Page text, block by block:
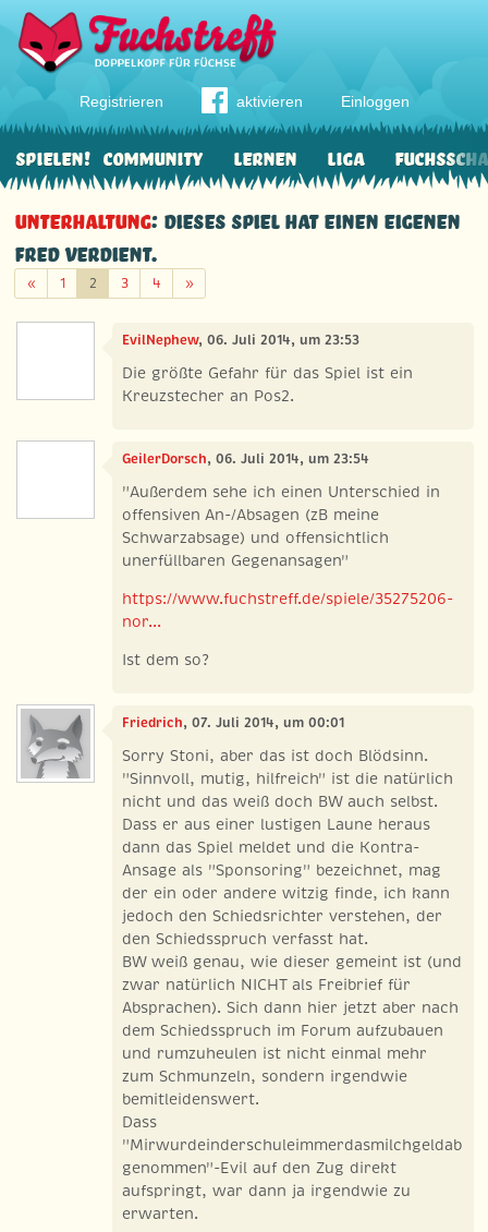
Registrieren aktivieren Einloggen
Community Lernen Liga
Spielen!
Unterhaltung: Dieses Spiel hat einen eigenen
Fred verdient.
«Zurück
1 2 3 4 »Weiter
EvilNephew, 06. Juli 2014, um 23:53
Die größte Gefahr für das Spiel ist ein
Kreuzstecher an Pos2.
GeilerDorsch, 06. Juli 2014, um 23:54
"Außerdem sehe ich einen Unterschied in
offensiven An-/Absagen (zB meine
Schwarzabsage) und offensichtlich
unerfüllbaren Gegenansagen"
https://www.fuchstreff.de/spiele/35275206-
nor...
Ist dem so?
Friedrich, 07. Juli 2014, um 00:01
Sorry Stoni, aber das ist doch Blödsinn.
"Sinnvoll, mutig, hilfreich" ist die natürlich
nicht und das weiß doch BW auch selbst.
Dass er aus einer lustigen Laune heraus
dann das Spiel meldet und die Kontra-
Ansage als "Sponsoring" bezeichnet, mag
der ein oder andere witzig finde, ich kann
jedoch den Schiedsrichter verstehen, der
den Schiedsspruch verfasst hat.
BW weiß genau, wie dieser gemeint ist (und
zwar natürlich NICHT als Freibrief für
Absprachen). Sich dann hier jetzt aber nach
dem Schiedsspruch im Forum aufzubauen
und rumzuheulen ist nicht einmal mehr
zum Schmunzeln, sondern irgendwie
bemitleidenswert.
Dass
"Mirwurdeinderschuleimmerdasmilchgeldab
genommen"-Evil auf den Zug direkt
aufspringt, war dann ja irgendwie zu
erwarten.